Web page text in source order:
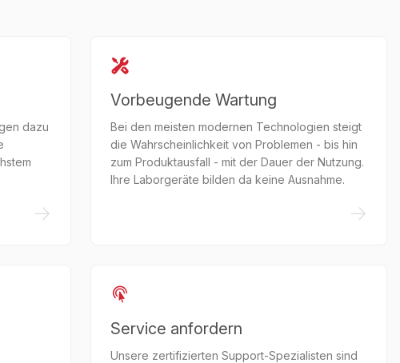
dazu
->
Vorbeugende Wartung
Bei den meisten modernen Technologien steigt
die Wahrscheinlichkeit von Problemen - bis hin
zum Produktausfall - mit der Dauer der Nutzung.
Ihre Laborgeräte bilden da keine Ausnahme.
->
Service anfordern
Unsere zertifizierten Support-Spezialisten sind